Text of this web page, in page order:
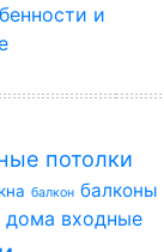
и
потолки
балкон балконы
дома входные